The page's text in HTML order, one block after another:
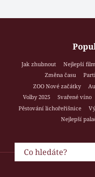
Jak zhubnout Nejlepší
Změna času
ZOO Nové začátky
Volby 2025
Svařené víno
Pěstování lichořeřišnice
Nejlepší